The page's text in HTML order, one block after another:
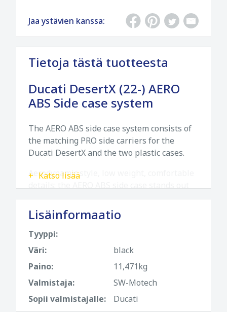
Jaa ystävien kanssa:
Tietoja tästä tuotteesta
Ducati DesertX (22-) AERO
ABS Side case system
The AERO ABS side case system consists of
the matching PRO side carriers for the
Ducati DesertX and the two plastic cases.
Aerodynamic style, low weight, comfortable
details: the AERO ABS side case stands out
with its streamlined form and modern, easy-
to-clean surface. These side cases, made of
heavy-duty ABS plastic, provide 25 l of
storage with a weight of only 1.8 kg and,
together with the removable SW-MOTECH
for sporty motorcycle riders.
The side carriers are extremely durable and
designed to fit closely along the vehicle. SW-
Katso lisää
Lisäinformaatio
Tyyppi:
Väri:
black
Paino:
11,471kg
Valmistaja:
SW-Motech
Sopii valmistajalle:
Ducati